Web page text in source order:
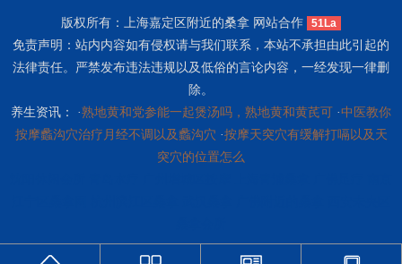
版权所有：上海嘉定区附近的桑拿 网站合作 51La
免责声明：站内内容如有侵权请与我们联系，本站不承担由此引起的
法律责任。严禁发布违法违规以及低俗的言论内容，一经发现一律删
除。
养生资讯： ·熟地黄和党参能一起煲汤吗，熟地黄和黄芪可 ·中医教你
按摩蠡沟穴治疗月经不调以及蠡沟穴 ·按摩天突穴有缓解打嗝以及天
突穴的位置怎么